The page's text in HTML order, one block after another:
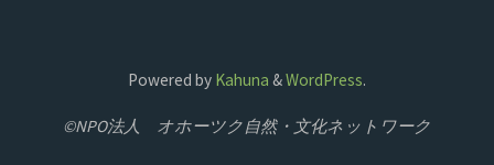
Powered by Kahuna &WordPress.
©NPO法人 オホーツク自然・文化ネットワーク